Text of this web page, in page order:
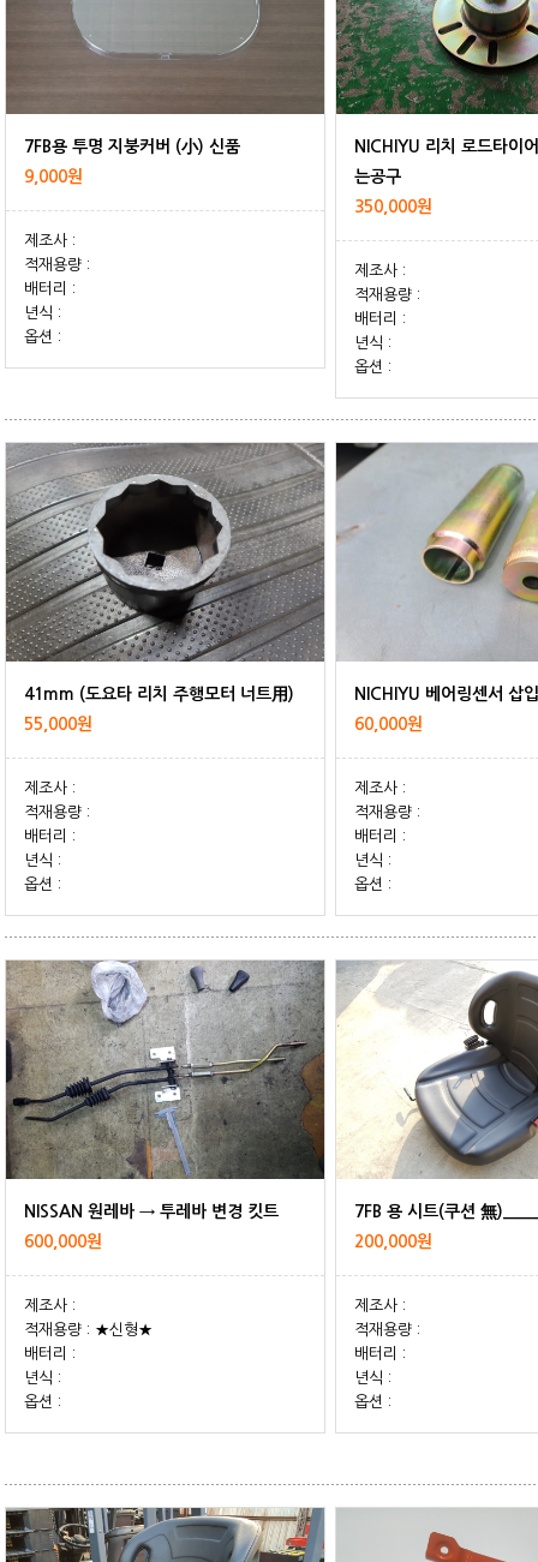
7FB용 투명 지붕커버 (小) 신품
9,000원
제조사 :
적재용량 :
배터리 :
년식 :
옵션 :
는공구
350,000원
제조사 :
적재용량 :
배터리 :
년식 :
옵션 :
41mm (도요타 리치 주행모터 너트用)
55,000원
제조사 :
적재용량 :
배터리 :
년식 :
옵션 :
NICHIYU 베어링센서 삽
60,000원
제조사 :
적재용량 :
배터리 :
년식 :
옵션 :
NISSAN 원레바 → 투레바 변경 킷트
600,000원
제조사 :
적재용량 : ★신형★
배터리 :
년식 :
옵션 :
7FB 용 시트(쿠션 無
200,000원
제조사 :
적재용량 :
배터리 :
년식 :
옵션 :